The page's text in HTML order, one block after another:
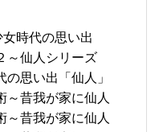
時代の思い出
～仙人シリーズ
思い出「仙人」
～昔我が家に仙人
～昔我が家に仙人